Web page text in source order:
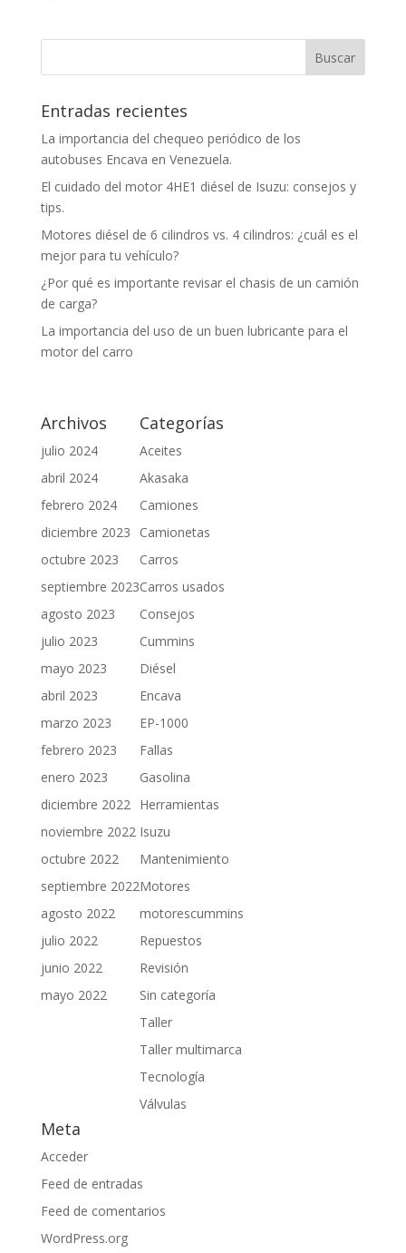
Entradas recientes
La importancia del chequeo periódico de los
autobuses Encava en Venezuela.
El cuidado del motor 4HE1 diésel de Isuzu: consejos y
tips.
Motores diésel de 6 cilindros vs. 4 cilindros: ¿cuál es el
mejor para tu vehículo?
¿Por qué es importante revisar el chasis de un camión
de carga?
La importancia del uso de un buen lubricante para el
motor del carro
Archivos
julio 2024
abril 2024
febrero 2024
diciembre 2023
octubre 2023
septiembre 2023
agosto 2023
julio 2023
mayo 2023
abril 2023
marzo 2023
febrero 2023
enero 2023
diciembre 2022
noviembre 2022
octubre 2022
septiembre 2022
agosto 2022
julio 2022
junio 2022
mayo 2022
Categorías
Aceites
Akasaka
Camiones
Camionetas
Carros
Carros usados
Consejos
Cummins
Diésel
Encava
EP-1000
Fallas
Gasolina
Herramientas
Isuzu
Mantenimiento
Motores
motorescummins
Repuestos
Revisión
Sin categoría
Taller
Taller multimarca
Tecnología
Válvulas
Meta
Acceder
Feed de entradas
Feed de comentarios
WordPress.org